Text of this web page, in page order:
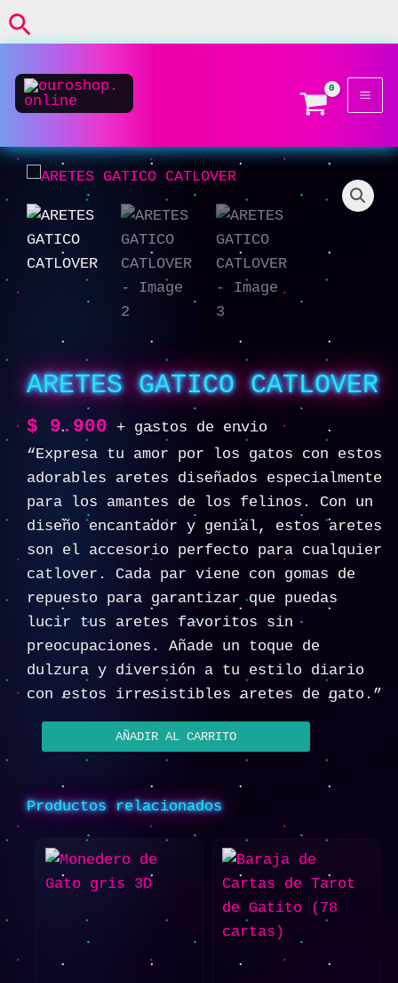
Ir
alBuscar
ARETES GATICO CATLOVER
$ 9.900
+ gastos de envio
“Expresa tu amor por los gatos con estos
adorables aretes diseñados especialmente
para los amantes de los felinos. Con un
diseño encantador y genial, estos aretes
son el accesorio perfecto para cualquier
catlover. Cada par viene con gomas de
repuesto para garantizar que puedas
lucir tus aretes favoritos sin
preocupaciones. Añade un toque de
dulzura y diversión a tu estilo diario
con estos irresistibles aretes de gato.”
ARETES
GATICO
CATLOVER
cantidad
AÑADIR AL CARRITO
Productos relacionados
cantidad